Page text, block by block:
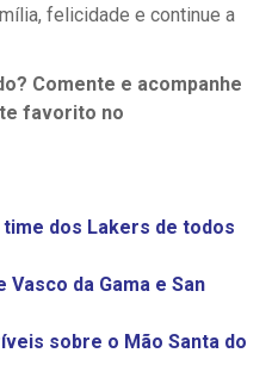
felicidade e continue a
Comente e acompanhe
favorito no
dos Lakers de todos
da Gama e San
sobre o Mão Santa do